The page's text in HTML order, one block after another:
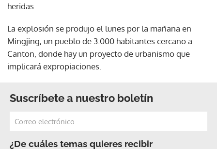
heridas.
La explosión se produjo el lunes por la mañana en
Mingjing, un pueblo de 3.000 habitantes cercano a
Canton, donde hay un proyecto de urbanismo que
implicará expropiaciones.
Suscríbete a nuestro boletín
¿De cuáles temas quieres recibir